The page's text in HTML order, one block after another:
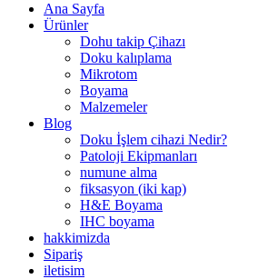
Ana Sayfa
Ürünler
Dohu takip Çihazı
Doku kalıplama
Mikrotom
Boyama
Malzemeler
Blog
Doku İşlem cihazi Nedir?
Patoloji Ekipmanları
numune alma
fiksasyon (iki kap)
H&E Boyama
IHC boyama
hakkimizda
Sipariş
iletisim